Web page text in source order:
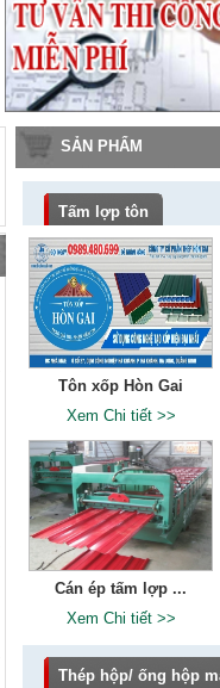
SẢN PHẨM
Tấm lợp tôn
Tôn xốp Hòn Gai
Xem Chi tiết >>
Cán ép tấm lợp ...
Xem Chi tiết >>
Thép hộp/ ống hộp